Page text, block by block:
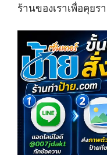
r
)
ร้านของเราเพื่อคุยร